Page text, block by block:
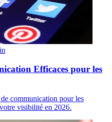
Efficaces pour les
communication pour les
visibilité en 2026.